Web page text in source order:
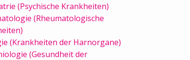
(Psychische Krankheiten)
(Rheumatologische
(Krankheiten der Harnorgane)
(Gesundheit der